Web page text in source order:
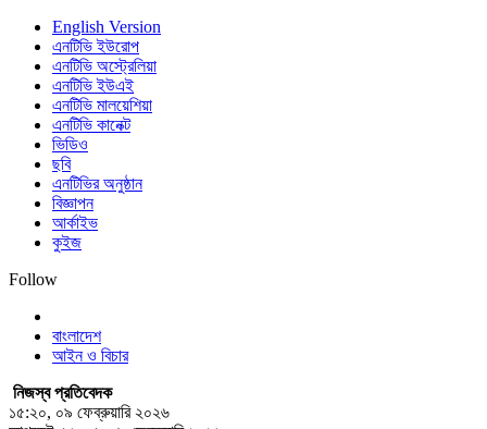
English Version
এনটিভি ইউরোপ
এনটিভি অস্ট্রেলিয়া
এনটিভি ইউএই
এনটিভি মালয়েশিয়া
এনটিভি কানেক্ট
ভিডিও
ছবি
এনটিভির অনুষ্ঠান
বিজ্ঞাপন
আর্কাইভ
কুইজ
Follow
বাংলাদেশ
আইন ও বিচার
নিজস্ব প্রতিবেদক
১৫:২০, ০৯ ফেব্রুয়ারি ২০২৬